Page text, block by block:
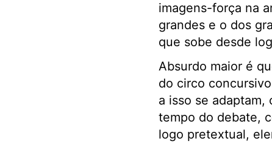
imagens-força na
grandes e o dos
que sobe desde
Absurdo maior é
do circo
a isso se
tempo do debate,
logo pretextual,